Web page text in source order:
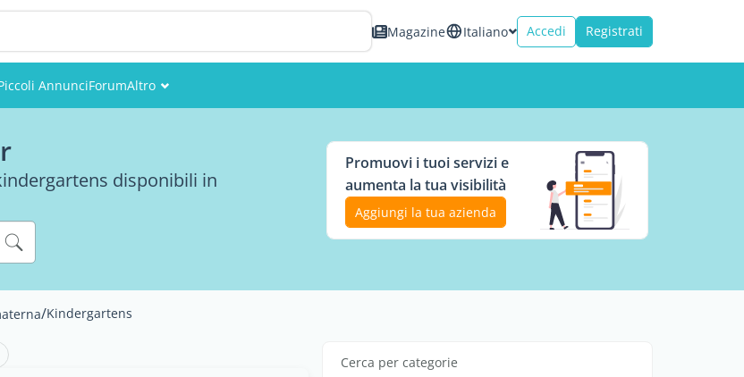
Magazine Italiano Accedi Registrati
AnnunciForumAltro
disponibili in
Promuovi i tuoi servizi e
aumenta la tua visibilità
Aggiungi la tua azienda
/Kindergartens
Cerca per categorie